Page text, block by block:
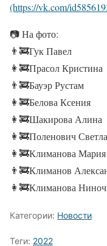
(https://vk.com/
📷 На фото:
👨‍🚒Гук Павел
👩‍🚒Прасол Кристина
👨‍🚒Бауэр Рустам
👩‍🚒Белова Ксения
👩‍🚒Шакирова Алина
👩‍🚒Поленович
👩‍🚒Климанова Мария
👨‍🚒Климанов
👩‍🚒Климанова
Категории: Новости
Теги: 2022